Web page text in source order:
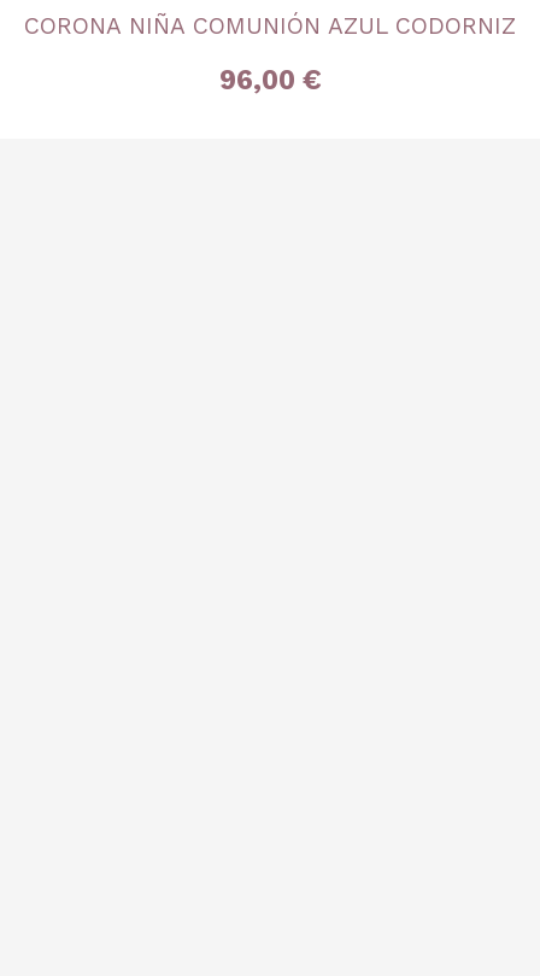
Única
CORONA NIÑA COMUNIÓN AZUL CODORNIZ
96,00 €